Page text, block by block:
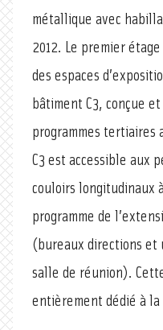
métallique avec
2012. Le premier
des espaces
bâtiment C3, conçue
programmes tertiaires
C3 est accessible aux
couloirs longitudinaux
programme de
(bureaux directions et
salle de réunion).
entièrement dédié à